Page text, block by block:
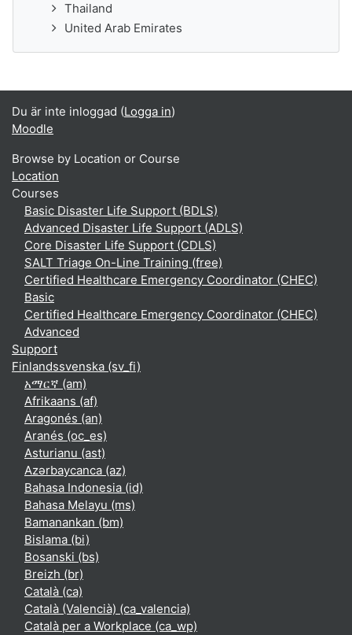
Thailand
United Arab Emirates
Du är inte inloggad (Logga in)
Moodle
Browse by Location or Course
Location
Courses
Basic Disaster Life Support (BDLS)
Advanced Disaster Life Support (ADLS)
Core Disaster Life Support (CDLS)
SALT Triage On-Line Training (free)
Certified Healthcare Emergency Coordinator (CHEC)
Basic
Certified Healthcare Emergency Coordinator (CHEC)
Advanced
Support
Finlandssvenska ‎(sv_fi)‎
አማርኛ ‎(am)‎
Afrikaans ‎(af)‎
Aragonés ‎(an)‎
Aranés ‎(oc_es)‎
Asturianu ‎(ast)‎
Azərbaycanca ‎(az)‎
Bahasa Indonesia ‎(id)‎
Bahasa Melayu ‎(ms)‎
Bamanankan ‎(bm)‎
Bislama ‎(bi)‎
Bosanski ‎(bs)‎
Breizh ‎(br)‎
Català ‎(ca)‎
Català (Valencià) ‎(ca_valencia)‎
Català per a Workplace ‎(ca_wp)‎